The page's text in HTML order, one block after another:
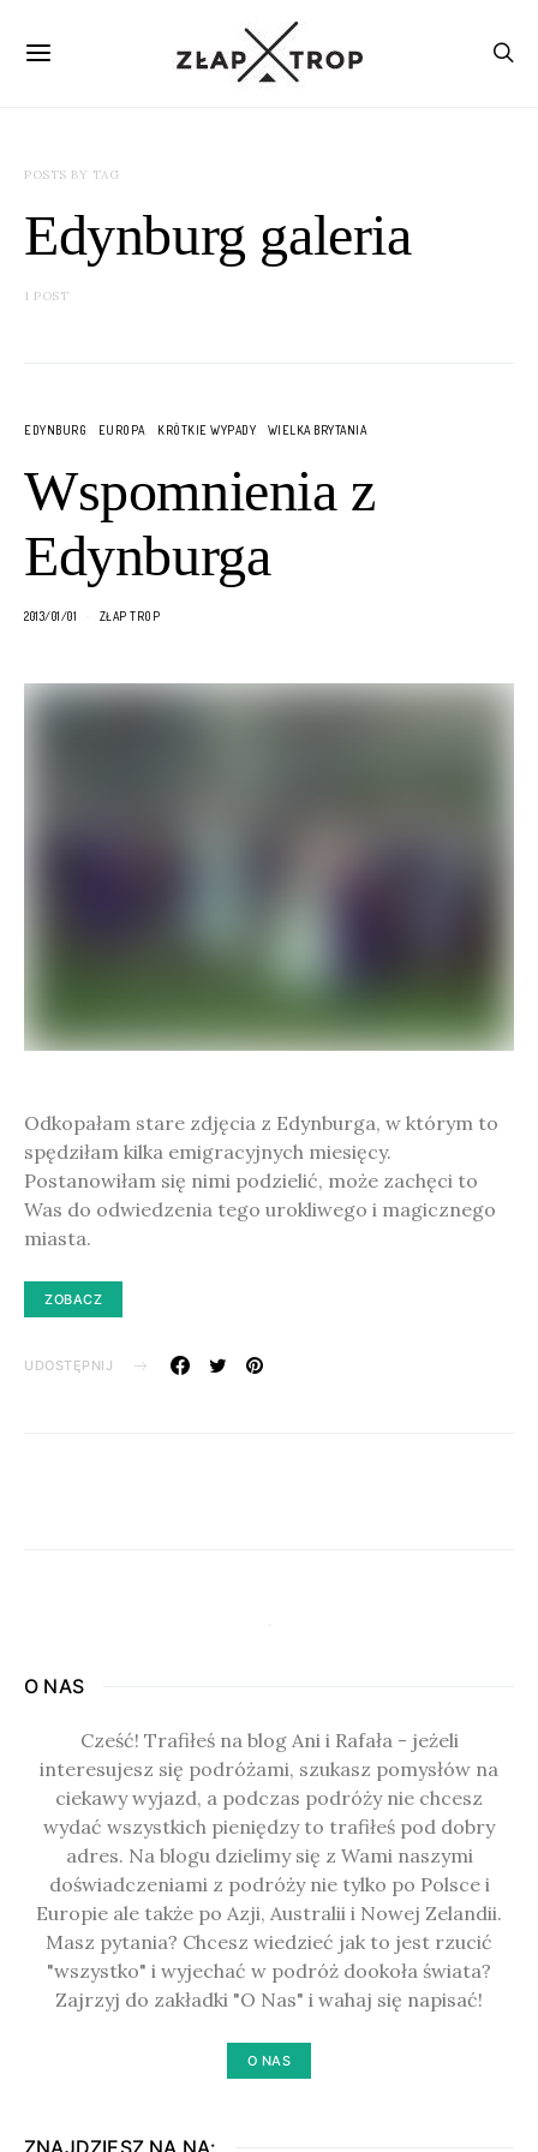
POSTS BY TAG
Edynburg galeria
1 POST
EDYNBURG EUROPA KRÓTKIE WYPADY WIELKA BRYTANIA
Wspomnienia z
Edynburga
2013/01/01 ZŁAP TROP
Odkopałam stare zdjęcia z Edynburga, w którym to
spędziłam kilka emigracyjnych miesięcy.
Postanowiłam się nimi podzielić, może zachęci to
Was do odwiedzenia tego urokliwego i magicznego
miasta.
ZOBACZ
UDOSTĘPNIJ
O NAS
Cześć! Trafiłeś na blog Ani i Rafała - jeżeli
interesujesz się podróżami, szukasz pomysłów na
ciekawy wyjazd, a podczas podróży nie chcesz
wydać wszystkich pieniędzy to trafiłeś pod dobry
adres. Na blogu dzielimy się z Wami naszymi
doświadczeniami z podróży nie tylko po Polsce i
Europie ale także po Azji, Australii i Nowej Zelandii.
Masz pytania? Chcesz wiedzieć jak to jest rzucić
"wszystko" i wyjechać w podróż dookoła świata?
Zajrzyj do zakładki "O Nas" i wahaj się napisać!
O NAS
ZNAJDZIESZ NA NA: